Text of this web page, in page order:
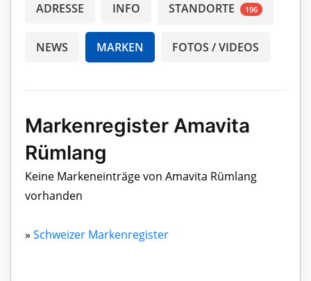
ADRESSE INFO STANDORTE 196
NEWS MARKEN FOTOS / VIDEOS
Markenregister Amavita
Rümlang
Keine Markeneinträge von Amavita Rümlang
vorhanden
» Schweizer Markenregister